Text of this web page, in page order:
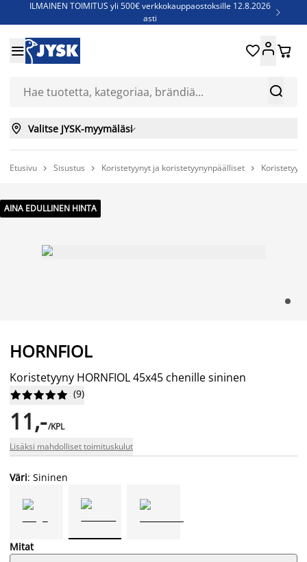
ILMAINEN TOIMITUS yli 500€ verkkokauppaostoksille 12.8.2026
asti

Jenkkisänkyjä - Säästä jopa 60%


 
 Valitse JYSK-myymäläsi
Etusivu  Sisustus  Koristetyynyt ja koristetyynynpäälliset 
AINA EDULLINEN HINTA
HORNFIOL
Koristetyyny HORNFIOL 45x45 chenille sininen





 (9)
11,-/KPL
Lisäksi mahdolliset toimituskulut
Väri: Sininen
Mitat